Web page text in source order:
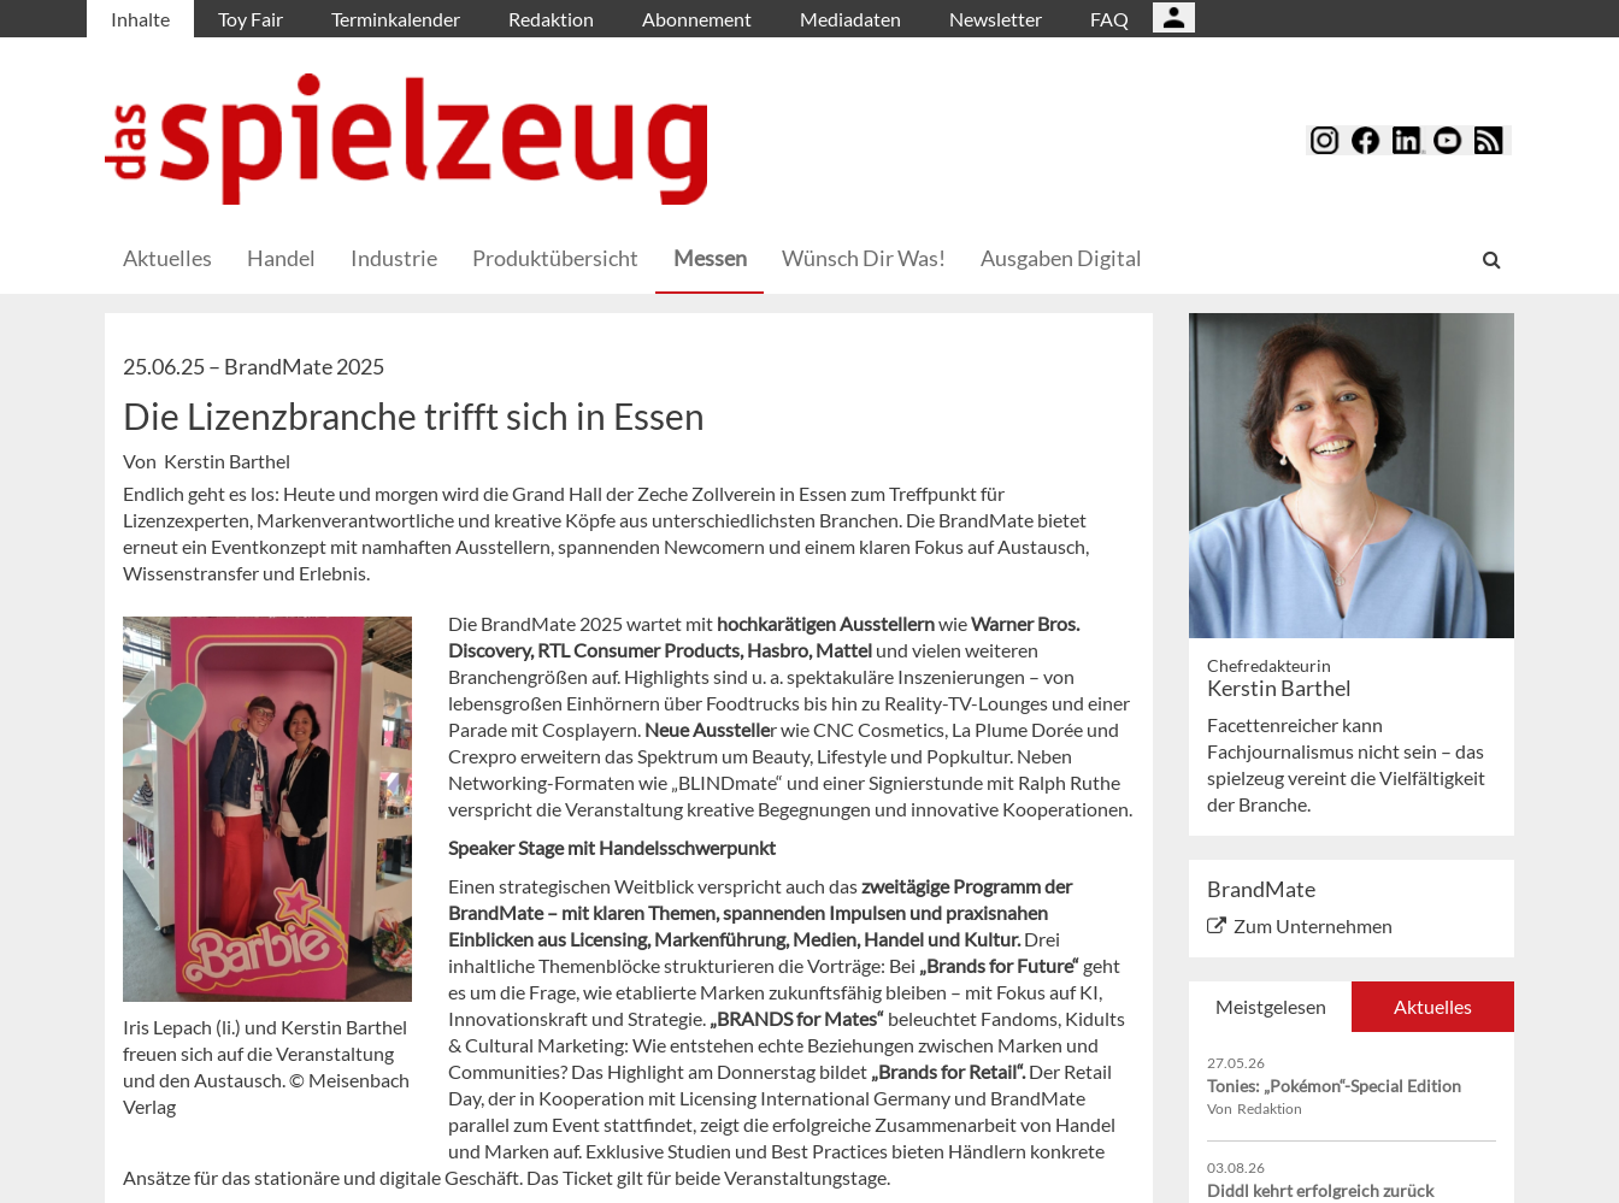
Inhalte Toy Fair Terminkalender Redaktion Abonnement Mediadaten Newsletter FAQ
Aktuelles Handel Industrie Produktübersicht Messen Wünsch Dir Was! Ausgaben Digital
25.06.25 – BrandMate 2025
Die Lizenzbranche trifft sich in Essen
Von Kerstin Barthel
Endlich geht es los: Heute und morgen wird die Grand Hall der Zeche Zollverein in Essen zum Treffpunkt für
Lizenzexperten, Markenverantwortliche und kreative Köpfe aus unterschiedlichsten Branchen. Die BrandMate bietet
erneut ein Eventkonzept mit namhaften Ausstellern, spannenden Newcomern und einem klaren Fokus auf Austausch,
Wissenstransfer und Erlebnis.
Iris Lepach (li.) und Kerstin Barthel
freuen sich auf die Veranstaltung
und den Austausch. © Meisenbach
Verlag
Die BrandMate 2025 wartet mit hochkarätigen AusstellernwieWarner Bros.
Discovery, RTL Consumer Products, Hasbro, Mattel und vielen weiteren
Branchengrößen auf. Highlights sind u. a. spektakuläre Inszenierungen – von
lebensgroßen Einhörnern über Foodtrucks bis hin zu Reality-TV-Lounges und einer
Parade mit Cosplayern. Neue Aussteller wie CNC Cosmetics, La Plume Dorée und
Crexpro erweitern das Spektrum um Beauty, Lifestyle und Popkultur. Neben
Networking-Formaten wie „BLINDmate“ und einer Signierstunde mit Ralph Ruthe
verspricht die Veranstaltung kreative Begegnungen und innovative Kooperationen.
Speaker Stage mit Handelsschwerpunkt
Einen strategischen Weitblick verspricht auch daszweitägige Programm der
BrandMate – mit klaren Themen, spannenden Impulsen und praxisnahen
Einblicken aus Licensing, Markenführung, Medien, Handel und Kultur.Drei
inhaltliche Themenblöcke strukturieren die Vorträge: Bei „Brands for Future“geht
es um die Frage, wie etablierte Marken zukunftsfähig bleiben – mit Fokus auf KI,
Innovationskraft und Strategie. „BRANDS for Mates“ beleuchtet Fandoms, Kidults
& Cultural Marketing: Wie entstehen echte Beziehungen zwischen Marken und
Communities? Das Highlight am Donnerstag bildet „Brands for Retail“.Der Retail
Day, der in Kooperation mit Licensing International Germany und BrandMate
parallel zum Event stattfindet, zeigt die erfolgreiche Zusammenarbeit von Handel
und Marken auf. Exklusive Studien und Best Practices bieten Händlern konkrete
Ansätze für das stationäre und digitale Geschäft. Das Ticket gilt für beide Veranstaltungstage.
Chefredakteurin
Kerstin Barthel
Facettenreicher kann
Fachjournalismus nicht sein – das
spielzeug vereint die Vielfältigkeit
der Branche.
BrandMate
Zum Unternehmen
Meistgelesen Aktuelles
27.05.26
Tonies: „Pokémon“-Special Edition
Von Redaktion
03.08.26
Diddl kehrt erfolgreich zurück